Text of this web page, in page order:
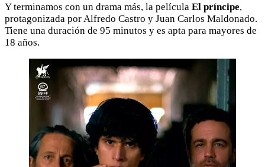
Y terminamos con un drama más, la película El príncipe,
protagonizada por Alfredo Castro y Juan Carlos Maldonado.
Tiene una duración de 95 minutos y es apta para mayores de
18 años.